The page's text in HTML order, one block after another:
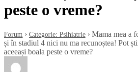
peste o vreme?
Forum › Categorie: Psihiatrie › Mama mea a
și în stadiul 4 nici nu ma recunoștea! Pot
aceeași boala peste o vreme?